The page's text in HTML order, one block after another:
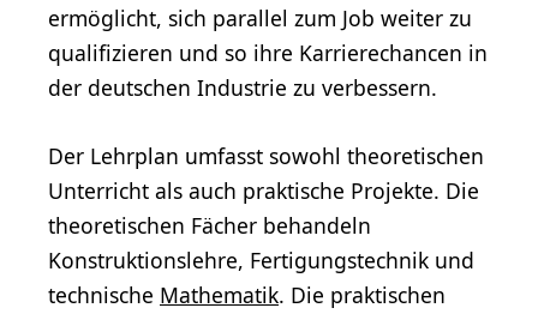
ermöglicht, sich parallel zum Job weiter zu
qualifizieren und so ihre Karrierechancen in
der deutschen Industrie zu verbessern.
Der Lehrplan umfasst sowohl theoretischen
Unterricht als auch praktische Projekte. Die
theoretischen Fächer behandeln
Konstruktionslehre, Fertigungstechnik und
technische Mathematik. Die praktischen